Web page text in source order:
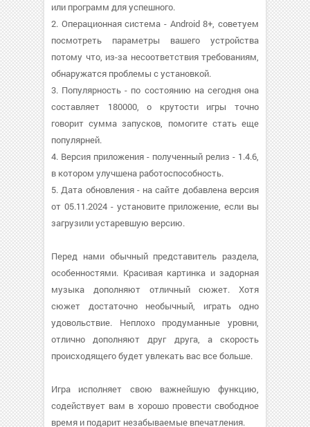
или программ для успешного.
2. Операционная система - Android 8+, советуем
посмотреть параметры вашего устройства
потому что, из-за несоответствия требованиям,
обнаружатся проблемы с установкой.
3. Популярность - по состоянию на сегодня она
составляет 180000, о крутости игры точно
говорит сумма запусков, помогите стать еще
популярней.
4. Версия приложения - полученный релиз - 1.4.6,
в котором улучшена работоспособность.
5. Дата обновления - на сайте добавлена версия
от 05.11.2024 - установите приложение, если вы
загрузили устаревшую версию.
Перед нами обычный представитель раздела,
особенностями. Красивая картинка и задорная
музыка дополняют отличный сюжет. Хотя
сюжет достаточно необычный, играть одно
удовольствие. Неплохо продуманные уровни,
отлично дополняют друг друга, а скорость
происходящего будет увлекать вас все больше.
Игра исполняет свою важнейшую функцию,
содействует вам в хорошо провести свободное
время и подарит незабываемые впечатления.